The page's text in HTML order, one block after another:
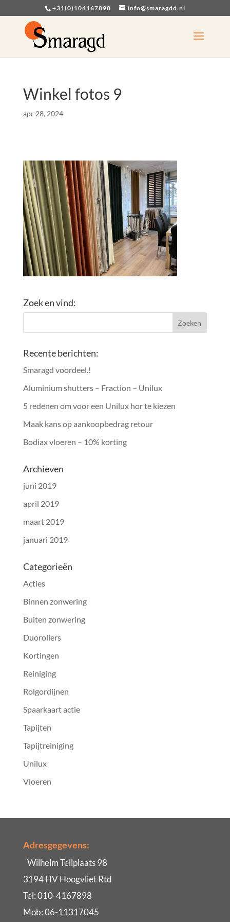
+31(0)104167898 info@smaragdd.nl
Winkel fotos 9
apr 28, 2024
Zoek en vind:
Recente berichten:
Smaragd voordeel.!
Aluminium shutters – Fraction – Unilux
5 redenen om voor een Unilux hor te kiezen
Maak kans op aankoopbedrag retour
Bodiax vloeren – 10% korting
Archieven
juni 2019
april 2019
maart 2019
januari 2019
Categorieën
Acties
Binnen zonwering
Buiten zonwering
Duorollers
Kortingen
Reiniging
Rolgordijnen
Spaarkaart actie
Tapijten
Tapijtreiniging
Unilux
Vloeren
Adresgegevens:
Wilhelm Tellplaats 98
3194 HV Hoogvliet Rtd
Tel: 010-4167898
Mob: 06-11317045